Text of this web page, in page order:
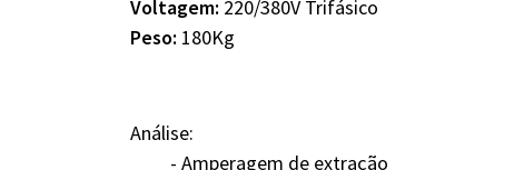
Voltagem: 220/380V Trifásico
Peso: 180Kg
Análise:
- Amperagem de extração